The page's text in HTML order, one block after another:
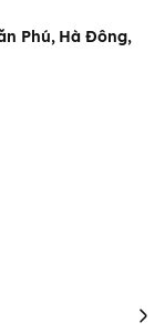
Phú, Hà Đông,